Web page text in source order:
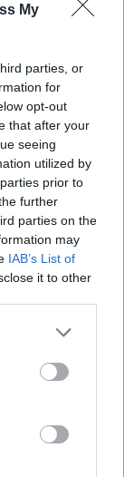
My
parties, or
for
opt-out
that after your
seeing
utilized by
prior to
further
parties on the
may
IAB’s List of
it to other
coś
razem